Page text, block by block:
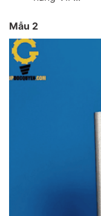
Mẫu 2